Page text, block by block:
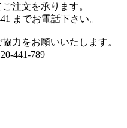
注文を承ります。
までお電話下さい。
力をお願いいたします。
441-789